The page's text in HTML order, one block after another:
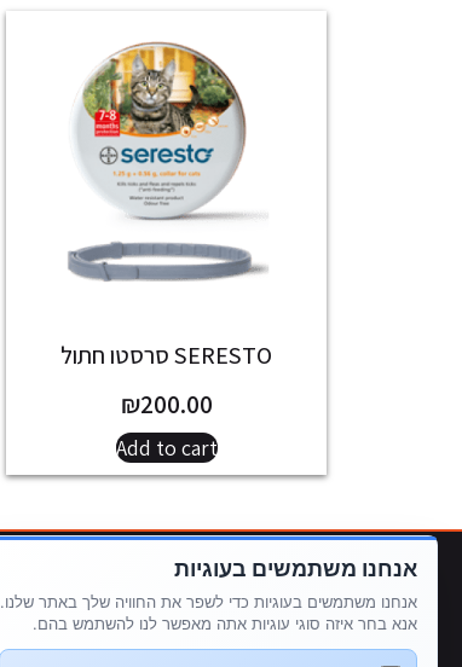
SERESTO סרסטו חתול
₪200.00
Add to cart
חנות מבצעים תקנון האתר
מפת אתר
אנחנו משתמשים בעוגיות
אנחנו משתמשים בעוגיות כדי לשפר את החוויה שלך באתר שלנו.
אנא בחר איזה סוגי עוגיות אתה מאפשר לנו להשתמש בהם.